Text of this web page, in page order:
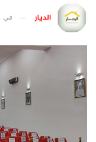
الديار في